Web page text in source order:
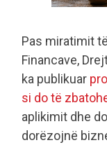
Pas miratimit
Financave,
ka publikuar
si do të
aplikimit dhe
dorëzojnë